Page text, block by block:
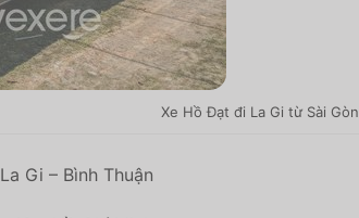
Xe Hồ Đạt đi La Gi từ Sài Gòn
Gi – Bình Thuận